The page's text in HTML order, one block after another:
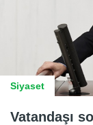
Siyaset
Vatandaşı